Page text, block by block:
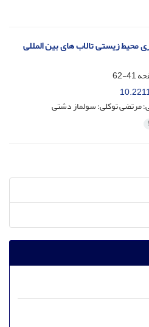
محیط زیستی تالاب های بین المللی
41-62
مرتضی توکلی؛ سولماز دشتی